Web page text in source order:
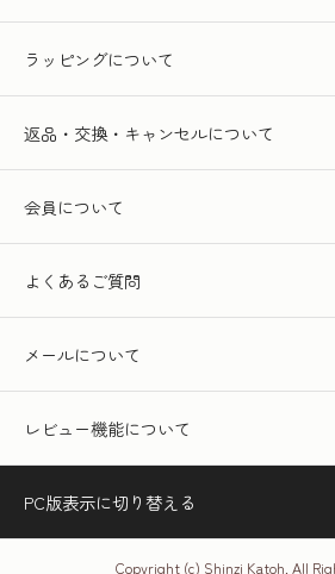
ラッピングについて
返品・交換・キャンセルについて
会員について
よくあるご質問
メールについて
レビュー機能について
PC版表示に切り替える
Copyright (c) Shinzi Katoh. All